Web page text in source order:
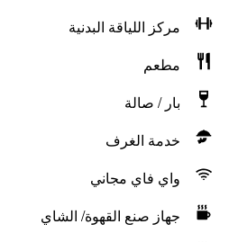
مركز اللياقة البدنية
مطعم
بار / صالة
خدمة الغرف
واي فاي مجاني
جهاز صنع القهوة/ الشاي